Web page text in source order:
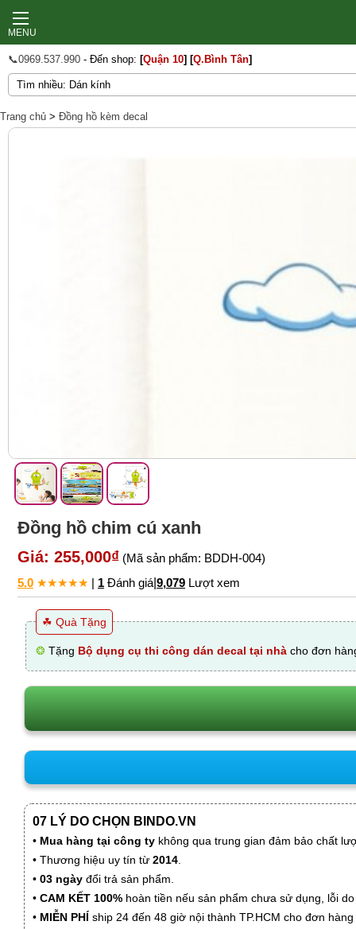
MENU
📞0969.537.990 - Đến shop: [Quận 10] [Q.Bình Tân]
Trang chủ > Đồng hồ kèm decal
Đồng hồ chim cú xanh
Giá: 255,000₫ (Mã sản phẩm: BDDH-004)
5.0 ★★★★★ | 1 Đánh giá 9,079 Lượt xem
☘ Quà Tặng
❂ Tặng Bộ dụng cụ thi công dán decal tại nhà cho đơn
07 LÝ DO CHỌN BINDO.VN
• Mua hàng tại công ty không qua trung gian đảm bảo chất
• Thương hiệu uy tín từ 2014.
• 03 ngày đổi trả sản phẩm.
• CAM KẾT 100% hoàn tiền nếu sản phẩm chưa sử dụng, lỗi
• MIỄN PHÍ ship 24 đến 48 giờ nội thành TP.HCM cho đơn